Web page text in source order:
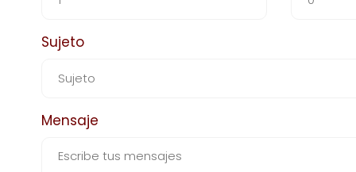
Sujeto
Mensaje